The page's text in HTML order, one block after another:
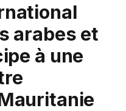
arabes et
à une